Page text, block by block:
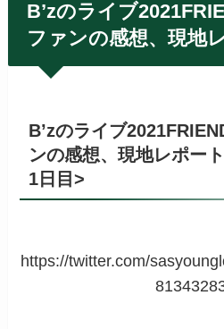
B’zのライブ
ファンの感想、現地
B’zのライブ
ンの感想、現地レポー
1日目>
https://twitter.com/